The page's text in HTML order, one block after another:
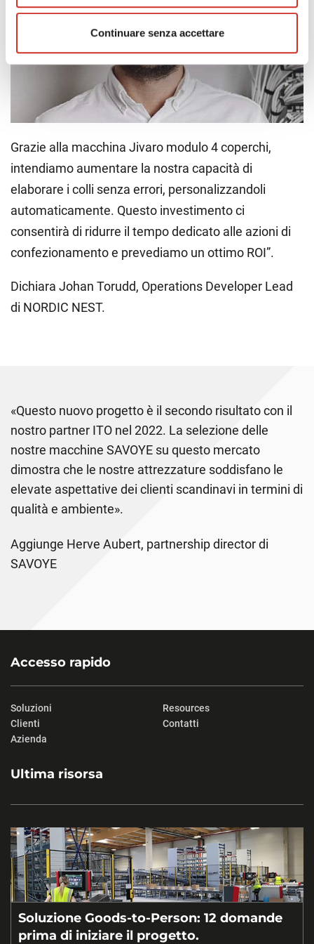
Continuare senza accettare
Grazie alla macchina Jivaro modulo 4 coperchi,
intendiamo aumentare la nostra capacità di
elaborare i colli senza errori, personalizzandoli
automaticamente. Questo investimento ci
consentirà di ridurre il tempo dedicato alle azioni di
confezionamento e prevediamo un ottimo ROI”.
Dichiara Johan Torudd, Operations Developer Lead
di NORDIC NEST.
«Questo nuovo progetto è il secondo risultato con il
nostro partner ITO nel 2022. La selezione delle
nostre macchine SAVOYE su questo mercato
dimostra che le nostre attrezzature soddisfano le
elevate aspettative dei clienti scandinavi in ​​termini di
qualità e ambiente».
Aggiunge Herve Aubert, partnership director di
SAVOYE
Accesso rapido
Soluzioni
Clienti
Azienda
Resources
Contatti
Ultima risorsa
Soluzione Goods-to-Person: 12 domande
prima di iniziare il progetto.